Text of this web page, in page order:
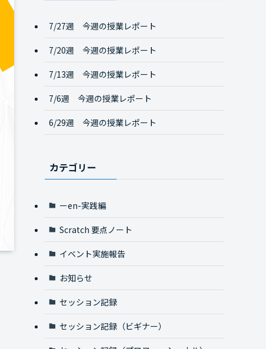
7/27週 今週の授業レポート
7/20週 今週の授業レポート
7/13週 今週の授業レポート
7/6週 今週の授業レポート
6/29週 今週の授業レポート
カテゴリー
ーen-実践編
Scratch 要点ノート
イベント実施報告
お知らせ
セッション記録
セッション記録（ビギナー）